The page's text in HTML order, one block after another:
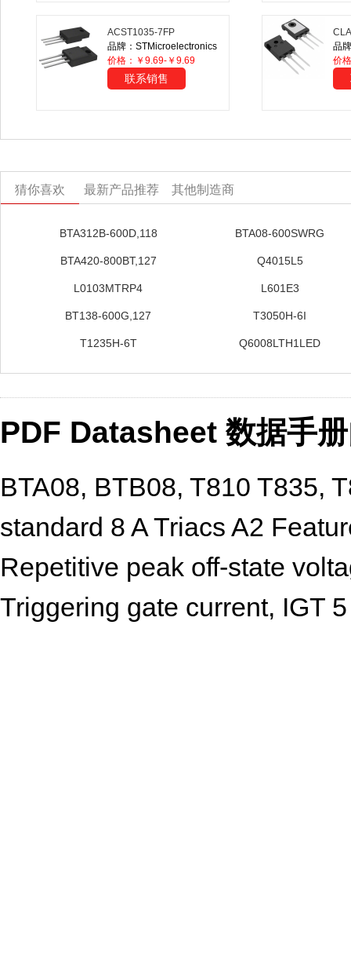
ACST1035-7FP
品牌：STMicroelectronics
价格：￥9.69-￥9.69
联系销售
品
价
猜你喜欢 最新产品推荐 其他制造商
BTA312B-600D,118 BTA08-600SWRG
BTA420-800BT,127 Q4015L5
L0103MTRP4 L601E3
BT138-600G,127 T3050H-6I
T1235H-6T Q6008LTH1LED
PDF Datasheet 数据手
BTA08, BTB08, T810 T835,
standard 8 A Triacs A2
Repetitive peak off-state
Triggering gate current, IGT